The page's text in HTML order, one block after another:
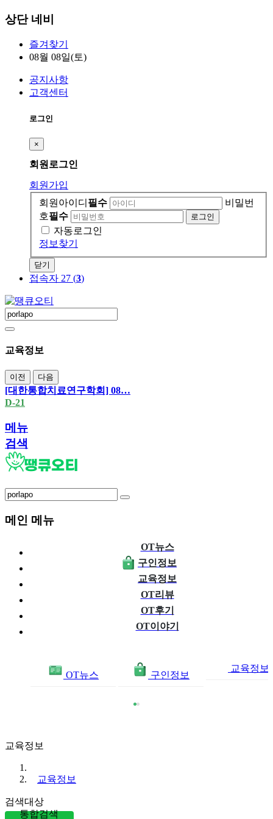
상단 네비
즐겨찾기
08월 08일(토)
공지사항
고객센터
로그인
×
회원 로그인
회원가입
회원아이디 필수
비밀번
호필수
자동로그인
정보찾기
닫기
접속자 27 (3)
교육정보
이전 다음
[대한통합치료연구학회] 08…
D-21
메뉴
검색
메인 메뉴
OT뉴스
구인정보
교육정보
OT리뷰
OT후기
OT이야기
OT뉴스 구인정보
교육정보
교육정보
교육정보
검색대상
통합검색